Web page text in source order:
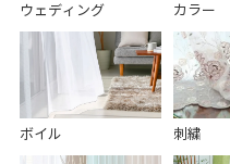
ウェディング カラー
ボイル 刺繍